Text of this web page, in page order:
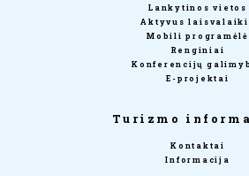
Lankytinos vietos
Aktyvus
Mobili programėlė
Renginiai
Konferencijų
E-projektai
Turizmo
Kontaktai
Informacija